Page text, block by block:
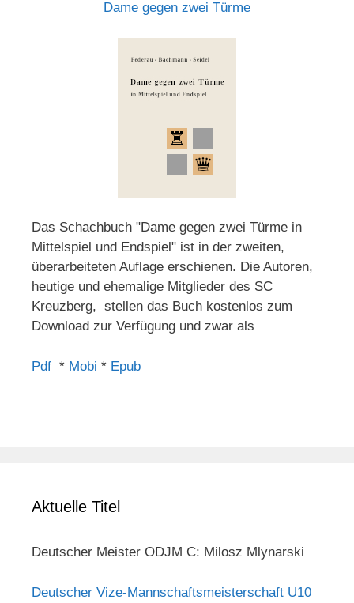
Dame gegen zwei Türme
Das Schachbuch "Dame gegen zwei Türme in
Mittelspiel und Endspiel" ist in der zweiten,
überarbeiteten Auflage erschienen. Die Autoren,
heutige und ehemalige Mitglieder des SC
Kreuzberg, stellen das Buch kostenlos zum
Download zur Verfügung und zwar als
Pdf * Mobi * Epub
Aktuelle Titel
Deutscher Meister ODJM C: Milosz Mlynarski
Deutscher Vize-Mannschaftsmeisterschaft U10